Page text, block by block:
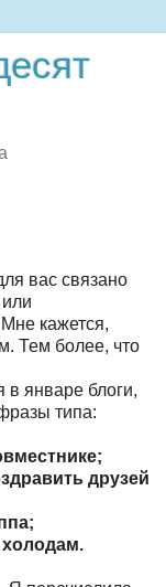
вас связано
кажется,
Тем более, что
в январе блоги,
типа:
друзей
холодам.